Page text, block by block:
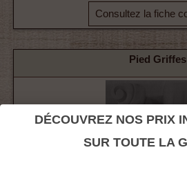
Consultez la fiche
Pied Griffes
DÉCOUVREZ NOS PRIX
SUR TOUTE LA